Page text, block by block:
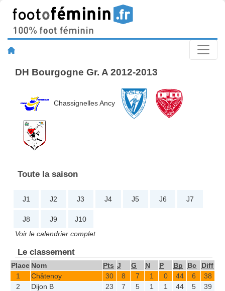
DH Bourgogne Gr. A 2012-2013
Chassignelles Ancy
Toute la saison
J1 J2 J3 J4 J5 J6 J7
J8 J9
J10
Voir le calendrier complet
Le classement
Place Nom Pts J G N P Bp Bc
Diff
1
Châtenoy 30 8 7 1 0 44 6
38
2
Dijon B 23 7 5 1 1 44 5
39